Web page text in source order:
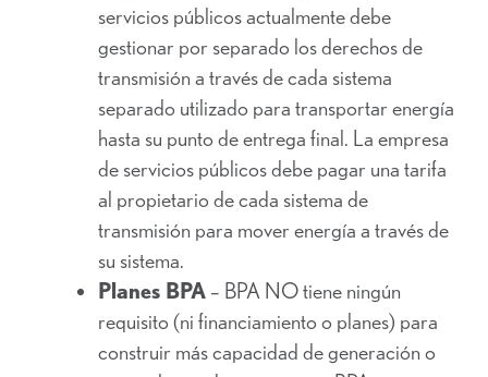
servicios públicos actualmente debe
gestionar por separado los derechos de
transmisión a través de cada sistema
separado utilizado para transportar energía
hasta su punto de entrega final. La empresa
de servicios públicos debe pagar una tarifa
al propietario de cada sistema de
transmisión para mover energía a través de
su sistema.
Planes BPA – BPA NO tiene ningún
requisito (ni financiamiento o planes) para
construir más capacidad de generación o